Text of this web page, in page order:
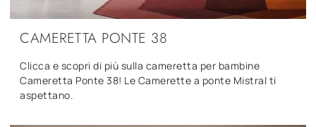
CAMERETTA PONTE 38
Clicca e scopri di più sulla cameretta per bambine
Cameretta Ponte 38! Le Camerette a ponte Mistral ti
aspettano.